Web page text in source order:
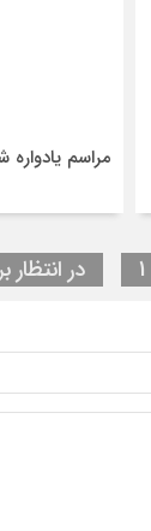
مراسم
در انتظار